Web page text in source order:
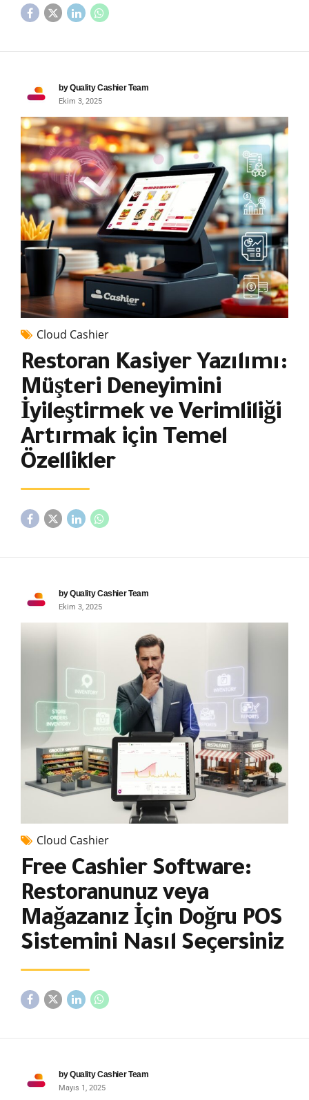
by Quality Cashier Team
Ekim 3, 2025
Cloud Cashier
Restoran Kasiyer Yazılımı:
Müşteri Deneyimini
İyileştirmek ve Verimliliği
Artırmak için Temel
Özellikler
by Quality Cashier Team
Ekim 3, 2025
Cloud Cashier
Free Cashier Software:
Restoranunuz veya
Mağazanız İçin Doğru POS
Sistemini Nasıl Seçersiniz
by Quality Cashier Team
Mayıs 1, 2025